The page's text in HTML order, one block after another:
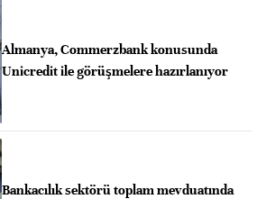
Almanya, Commerzbank konusunda
Unicredit ile görüşmelere hazırlanıyor
Bankacılık sektörü toplam mevduatında